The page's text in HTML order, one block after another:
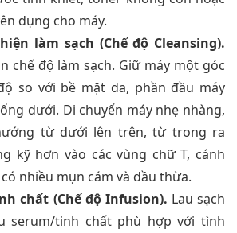
dụng cho máy.
làm sạch (Chế độ Cleansing).
chế độ làm sạch. Giữ máy một góc
so với bề mặt da, phần đầu máy
dưới. Di chuyển máy nhẹ nhàng,
từ dưới lên trên, từ trong ra
kỹ hơn vào các vùng chữ T, cánh
nhiều mụn cám và dầu thừa.
chất (Chế độ Infusion). Lau sạch
serum/tinh chất phù hợp với tình